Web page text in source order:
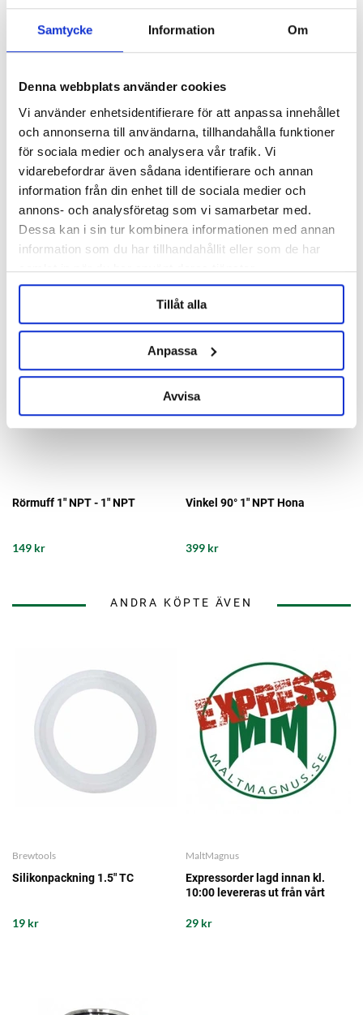
Samtycke Information Om
Denna webbplats använder cookies
Vi använder enhetsidentifierare för att anpassa innehållet
och annonserna till användarna, tillhandahålla funktioner
för sociala medier och analysera vår trafik. Vi
vidarebefordrar även sådana identifierare och annan
information från din enhet till de sociala medier och
annons- och analysföretag som vi samarbetar med.
Dessa kan i sin tur kombinera informationen med annan
information som du har tillhandahållit eller som de har
samlat in när du har använt deras tjänster.
Tillåt alla
Anpassa
Avvisa
1" Hona NPT 1.5" TC
159 kr
Rörmuff 1" NPT - 1"
179 kr
Rörmuff 1" NPT - 1" NPT
149 kr
Vinkel 90° 1" NPT Hona
399 kr
ANDRA KÖPTE ÄVEN
Brewtools
Silikonpackning 1.5" TC
19 kr
MaltMagnus
Expressorder lagd innan kl.
10:00 levereras ut från vårt
garanterar vi!
29 kr